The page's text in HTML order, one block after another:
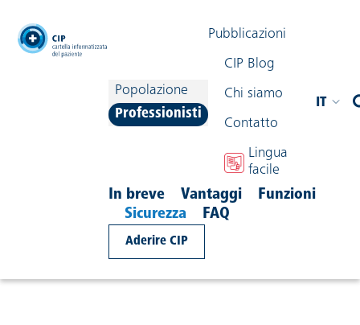
navigazione
Popolazione
Professionisti
Pubblicazioni
CIP Blog
Chi siamo
Contatto
Lingua
facile
IT
In breve Vantaggi
Funzioni
Sicurezza
FAQ
Aderire CIP
Condividi contenuto
Come è protetta la CIP?
Protezione dei dati